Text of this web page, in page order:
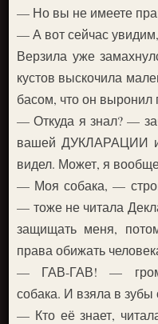
— Но вы не имеете
— А вот сейчас
Верзила уже
кустов выскочила
басом, что он выронил
— Откуда я знал? —
вашей ДУКЛАРАЦИИ
видел. Может, я
— Моя собака, —
— тоже не читала
защищать меня,
права обижать
— ГАВ-ГАВ! —
собака. И взяла в
— Кто её знает,